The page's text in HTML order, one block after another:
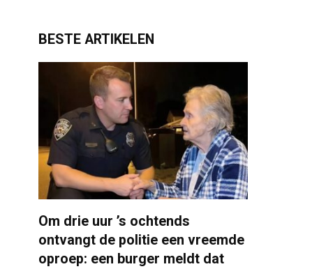
BESTE ARTIKELEN
Om drie uur ’s ochtends
ontvangt de politie een vreemde
oproep: een burger meldt dat